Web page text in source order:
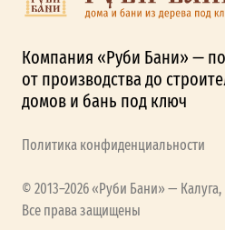
Компания «Руби Бани» —
от производства до
домов и бань под ключ
Политика конфиденциальности
© 2013–2026 «Руби Бани» —
Все права защищены